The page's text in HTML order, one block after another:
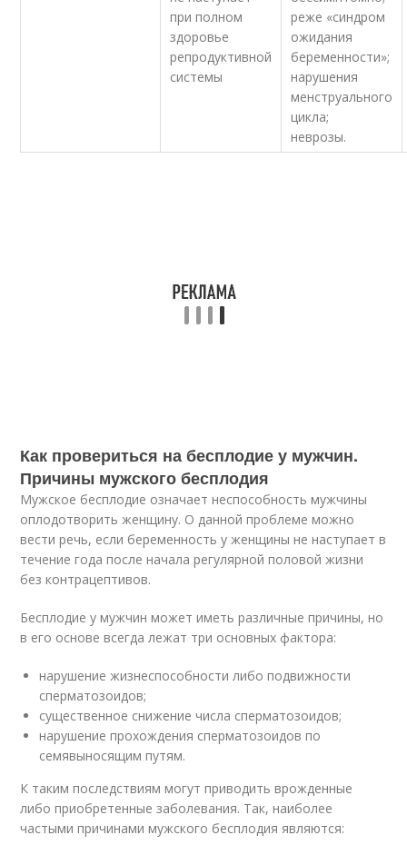
при полном
здоровье
репродуктивной
системы
реже «синдром
ожидания
беременности»;
нарушения
менструального
цикла;
неврозы.
Как провериться на бесплодие у мужчин.
Причины мужского бесплодия
Мужское бесплодие означает неспособность мужчины
оплодотворить женщину. О данной проблеме можно
вести речь, если беременность у женщины не наступает в
течение года после начала регулярной половой жизни
без контрацептивов.
Бесплодие у мужчин может иметь различные причины, но
в его основе всегда лежат три основных фактора:
нарушение жизнеспособности либо подвижности
сперматозоидов;
существенное снижение числа сперматозоидов;
нарушение прохождения сперматозоидов по
семявыносящим путям.
К таким последствиям могут приводить врожденные
либо приобретенные заболевания. Так, наиболее
частыми причинами мужского бесплодия являются: